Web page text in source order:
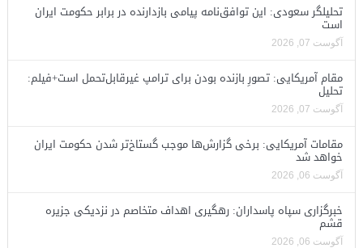
تحلیلگر سعودی: این توافق‌نامه پیامی بازدارنده در برابر حکومت ایران
است
آگوست 07, 2026
مقام آمریکایی: تصورِ بازنده بودن برای ترامپ غیرقابل‌تحمل است+فیلم:
تحلیل
آگوست 07, 2026
مقامات آمریکایی: برخی گزارش‌ها موجب گستاخ‌تر شدن حکومت ایران
خواهد شد
آگوست 06, 2026
خبرگزاری سپاه پاسداران: رهگیری اهداف متخاصم در نزدیکی جزیره
قشم
آگوست 06, 2026